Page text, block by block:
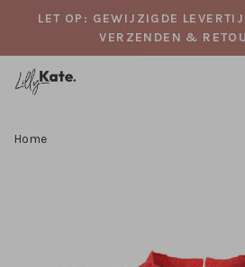
LET OP: GEWIJZIGDE
VERZENDEN &
Home